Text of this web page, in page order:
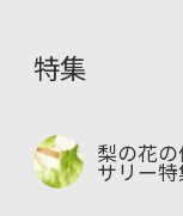
特集
梨の花の
サリー